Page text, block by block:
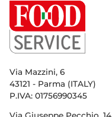
Via Mazzini, 6
43121 - Parma (ITALY)
P.IVA: 01756990345